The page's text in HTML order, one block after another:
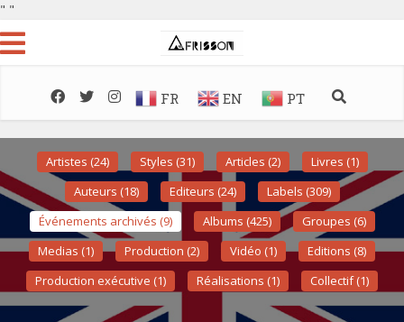
" "
FR EN PT
Artistes (24) Styles (31) Articles (2)
Livres (1)
Auteurs (18)
Editeurs (24)
Labels (309)
Événements archivés (9)
Albums (425)
Groupes (6)
Medias (1)
Production (2) Vidéo (1)
Editions (8)
Production exécutive (1)
Réalisations (1) Collectif (1)